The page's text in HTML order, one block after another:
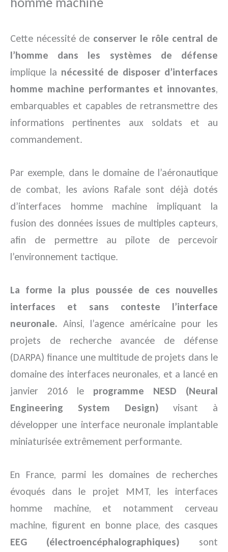
Cette nécessité de conserver le rôle central de
l’homme dans les systèmes de défense
implique la nécessité de disposer d’interfaces
homme machine performantes et innovantes,
embarquables et capables de retransmettre des
informations pertinentes aux soldats et au
commandement.
Par exemple, dans le domaine de l’aéronautique
de combat, les avions Rafale sont déjà dotés
d’interfaces homme machine impliquant la
fusion des données issues de multiples capteurs,
afin de permettre au pilote de percevoir
l’environnement tactique.
La forme la plus poussée de ces nouvelles
interfaces et sans conteste l’interface
neuronale. Ainsi, l’agence américaine pour les
projets de recherche avancée de défense
(DARPA) finance une multitude de projets dans le
domaine des interfaces neuronales, et a lancé en
janvier 2016 le programme NESD (Neural
Engineering System Design) visant à
développer une interface neuronale implantable
miniaturisée extrêmement performante.
En France, parmi les domaines de recherches
évoqués dans le projet MMT, les interfaces
homme machine, et notamment cerveau
machine, figurent en bonne place, des casques
EEG (électroencéphalographiques) sont